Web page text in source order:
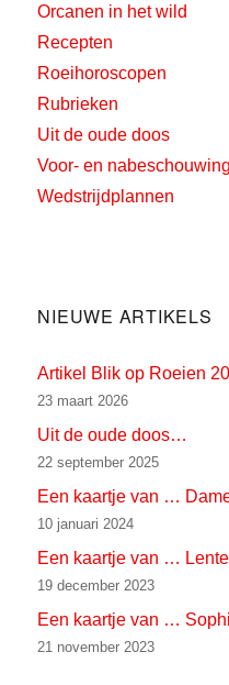
Orcanen in het wild
Recepten
Roeihoroscopen
Rubrieken
Uit de oude doos
Voor- en
Wedstrijdplannen
NIEUWE ARTIKELS
Artikel Blik op Roeien
23 maart 2026
Uit de oude doos…
22 september 2025
Een kaartje van …
10 januari 2024
Een kaartje van …
19 december 2023
Een kaartje van …
21 november 2023